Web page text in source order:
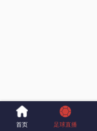
首页 足球直播